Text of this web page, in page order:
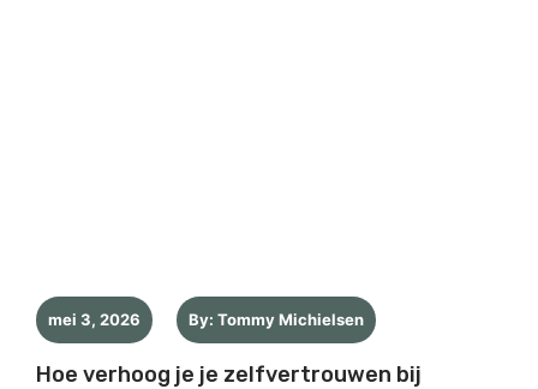
mei 3, 2026 By: Tommy Michielsen
Hoe verhoog je je zelfvertrouwen bij